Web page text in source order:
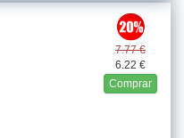
7.77 €
6.22 €
Comprar